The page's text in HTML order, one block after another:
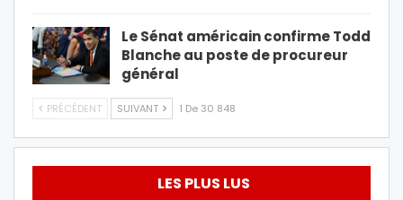
Le Sénat américain confirme Todd
Blanche au poste de procureur
général
PRÉCÉDENT SUIVANT 1 De 30 848
LES PLUS LUS